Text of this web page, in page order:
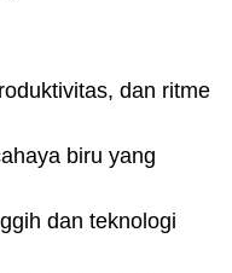
dan ritme
biru yang
dan teknologi